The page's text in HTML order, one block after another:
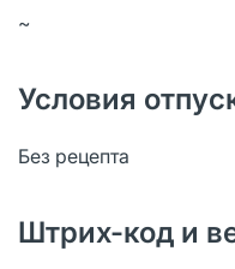
~
Условия
Без рецепта
Штрих-код и